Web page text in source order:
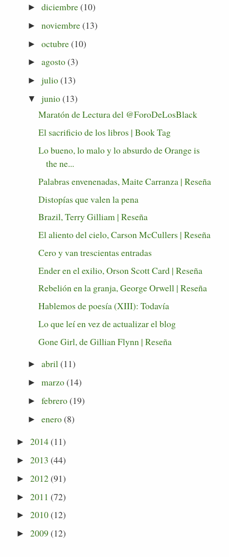
► diciembre(10)
► noviembre(13)
► octubre(10)
► agosto(3)
► julio(13)
▼ junio(13)
Maratón de Lectura del @ForoDeLosBlack
El sacrificio de los libros | Book Tag
Lo bueno, lo malo y lo absurdo de Orange is
the ne...
Palabras envenenadas, Maite Carranza | Reseña
Distopías que valen la pena
Brazil, Terry Gilliam | Reseña
El aliento del cielo, Carson McCullers | Reseña
Cero y van trescientas entradas
Ender en el exilio, Orson Scott Card | Reseña
Rebelión en la granja, George Orwell | Reseña
Hablemos de poesía (XIII): Todavía
Lo que leí en vez de actualizar el blog
Gone Girl, de Gillian Flynn | Reseña
► abril(11)
► marzo(14)
► febrero(19)
► enero(8)
►2014(11)
►2013 (44)
►2012(91)
►2011 (72)
►2010(12)
►2009 (12)